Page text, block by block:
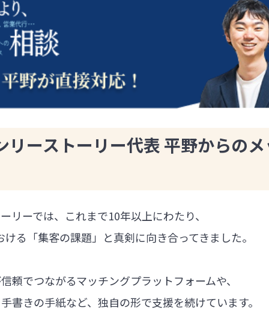
リーストーリー代表 平野からの
リーでは、これまで10年以上にわたり、
る「集客の課題」と真剣に向き合ってきました。
頼でつながるマッチングプラットフォームや、
書きの手紙など、独自の形で支援を続けています。